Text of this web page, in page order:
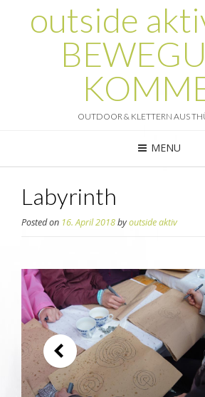
outside
OUTDOOR & KLETTERN AUS
MENU
Labyrinth
Posted on 16. April 2018byoutside aktiv